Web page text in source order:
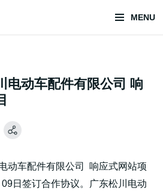
MENU
商
电动车配件有限公司 响
动车配件有限公司 响应式网站项
日签订合作协议。广东松川电动